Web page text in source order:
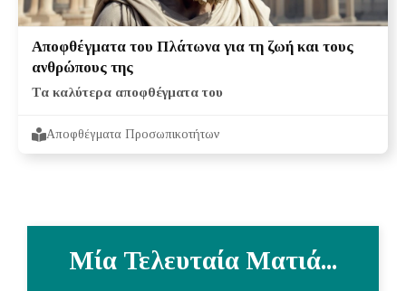
Αποφθέγματα του Πλάτωνα για τη ζωή και τους
ανθρώπους της
Τα καλύτερα αποφθέγματα του
Αποφθέγματα Προσωπικοτήτων
Μία Τελευταία Ματιά...